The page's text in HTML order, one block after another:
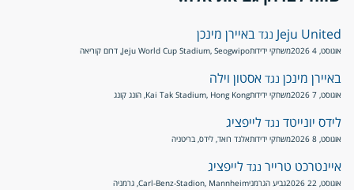
Jeju United נגד באיירן מינכן
אוגוסט, 4 2026 משחקי ידידותJeju World Cup Stadium, Seogwipo, דרום קוריאה
באיירן מינכן נגד אסטון וילה
אוגוסט, 7 2026 משחקי ידידותKai Tak Stadium, Hong Kong, הונג קונג
לידס יונייטד נגד לייפציג
אוגוסט, 8 2026 משחקי ידידותאלנד רואד, לידס, בריטניה
איינטרכט טרייר נגד לייפציג
אוגוסט, 22 2026 גביע הגרמניCarl-Benz-Stadion, Mannheim, גרמניה